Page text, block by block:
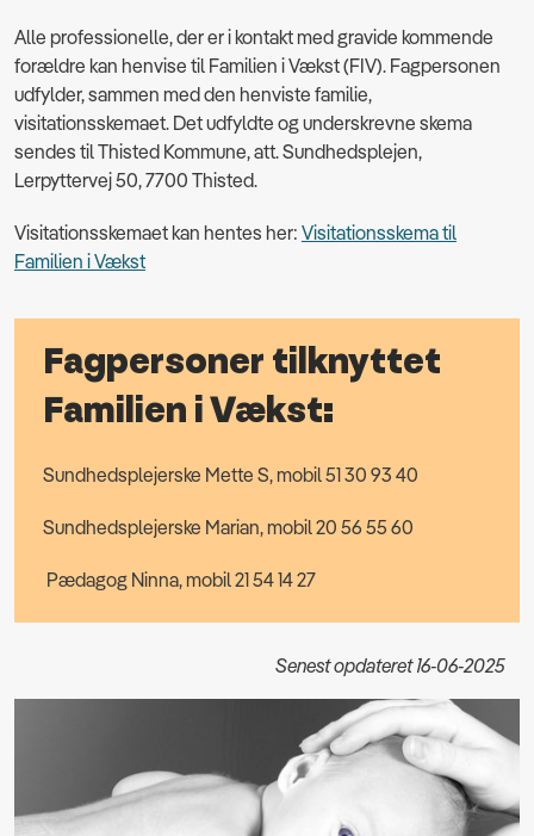
Alle professionelle, der er i kontakt med gravide kommende
forældre kan henvise til Familien i Vækst (FIV). Fagpersonen
udfylder, sammen med den henviste familie,
visitationsskemaet. Det udfyldte og underskrevne skema
sendes til Thisted Kommune, att. Sundhedsplejen,
Lerpyttervej 50, 7700 Thisted.
Visitationsskemaet kan hentes her: Visitationsskema til
Familien i Vækst
Fagpersoner tilknyttet
Familien i Vækst:
Sundhedsplejerske Mette S, mobil 51 30 93 40
Sundhedsplejerske Marian, mobil 20 56 55 60
Pædagog Ninna, mobil 21 54 14 27
Senest opdateret 16-06-2025